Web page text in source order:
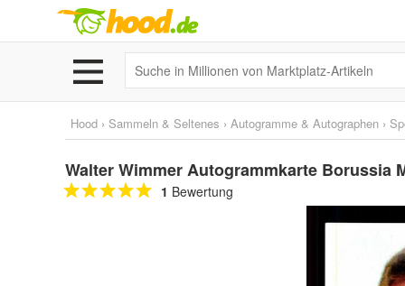
Hood › Sammeln & Seltenes › Autogramme & Autographen ›
Walter Wimmer Autogrammkarte Borussia
1 Bewertung